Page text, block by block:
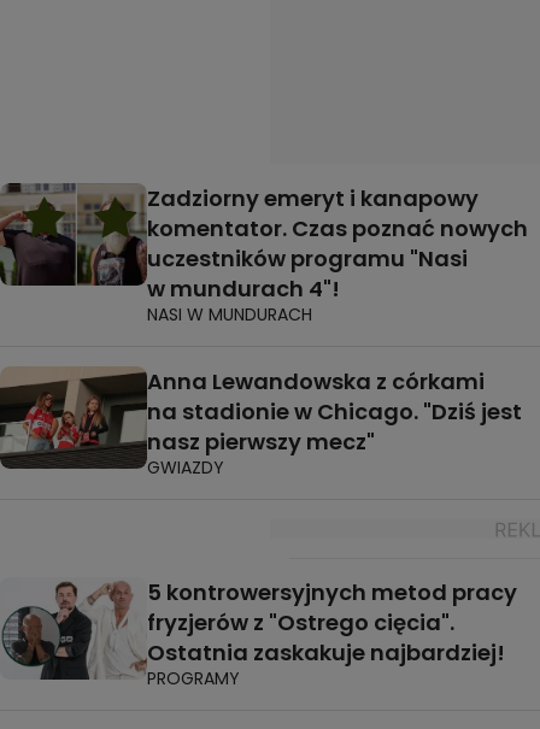
Zadziorny emeryt i kanapowy
komentator. Czas poznać nowych
uczestników programu "Nasi
w mundurach 4"!
NASI W MUNDURACH
Anna Lewandowska z córkami
na stadionie w Chicago. "Dziś jest
nasz pierwszy mecz"
GWIAZDY
5 kontrowersyjnych metod pracy
fryzjerów z "Ostrego cięcia".
Ostatnia zaskakuje najbardziej!
PROGRAMY